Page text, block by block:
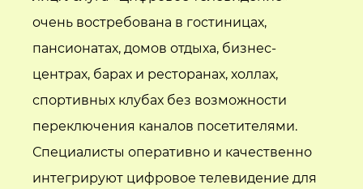
очень востребована в гостиницах,
пансионатах, домов отдыха, бизнес-
центрах, барах и ресторанах, холлах,
спортивных клубах без возможности
переключения каналов посетителями.
Специалисты оперативно и качественно
интегрируют цифровое телевидение для